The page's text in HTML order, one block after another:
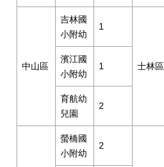
中山區
吉林國
小附幼
1
士林區
濱江國
小附幼
1
育航幼
兒園
2
螢橋國
小附幼
2